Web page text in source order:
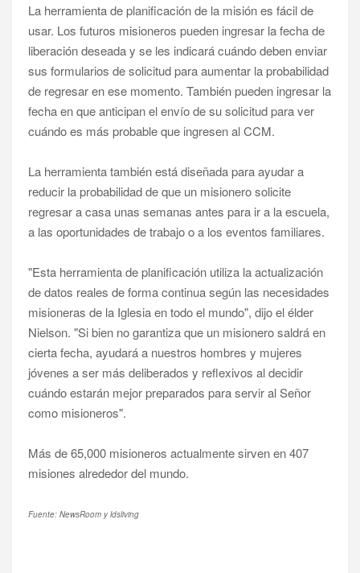
La herramienta de planificación de la misión es fácil de
usar. Los futuros misioneros pueden ingresar la fecha de
liberación deseada y se les indicará cuándo deben enviar
sus formularios de solicitud para aumentar la probabilidad
de regresar en ese momento. También pueden ingresar la
fecha en que anticipan el envío de su solicitud para ver
cuándo es más probable que ingresen al CCM.
La herramienta también está diseñada para ayudar a
reducir la probabilidad de que un misionero solicite
regresar a casa unas semanas antes para ir a la escuela,
a las oportunidades de trabajo o a los eventos familiares.
"Esta herramienta de planificación utiliza la actualización
de datos reales de forma continua según las necesidades
misioneras de la Iglesia en todo el mundo", dijo el élder
Nielson. "Si bien no garantiza que un misionero saldrá en
cierta fecha, ayudará a nuestros hombres y mujeres
jóvenes a ser más deliberados y reflexivos al decidir
cuándo estarán mejor preparados para servir al Señor
como misioneros".
Más de 65,000 misioneros actualmente sirven en 407
misiones alrededor del mundo.
Fuente: NewsRoom y ldsliving